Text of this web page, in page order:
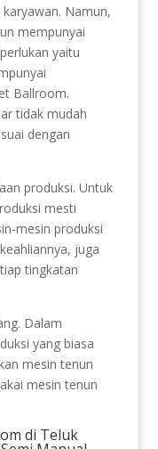
Namun,
mempunyai
yaitu
Ballroom.
tidak mudah
dengan
produksi. Untuk
mesti
mesin produksi
juga
tingkatan
Dalam
yang biasa
mesin tenun
mesin tenun
di Teluk